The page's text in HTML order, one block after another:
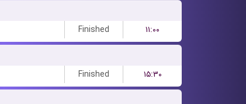
Finished
۱۱:۰۰
Finished
۱۵:۳۰